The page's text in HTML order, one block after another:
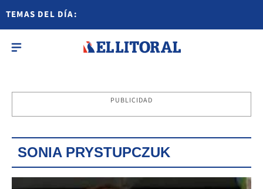
TEMAS DEL DÍA:
PUBLICIDAD
SONIA PRYSTUPCZUK